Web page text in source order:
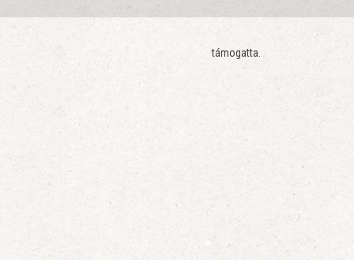
támogatta.